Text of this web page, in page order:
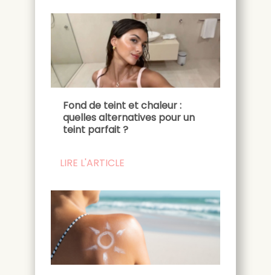
Fond de teint et chaleur :
quelles alternatives pour un
teint parfait ?
LIRE L'ARTICLE